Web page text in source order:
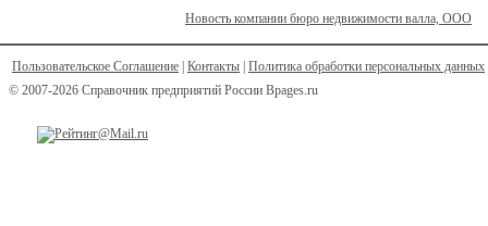
Новость компании бюро недвижимости валла, ООО
Пользовательское Соглашение Контакты Политика обработки персональных данных
© 2007-2026 Справочник предприятий России Bpages.ru